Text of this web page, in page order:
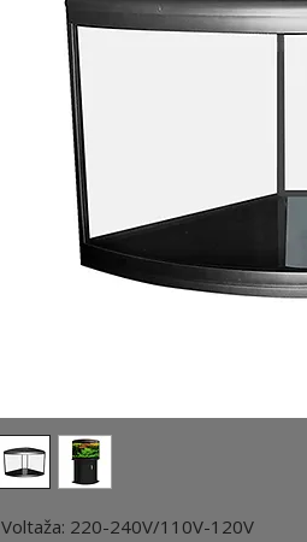
Voltaža: 220-240V/110V-120V